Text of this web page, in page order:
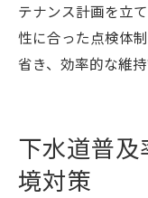
テナンス計画を立
性に合った点検体
省き、効率的な維
下水道普
境対策